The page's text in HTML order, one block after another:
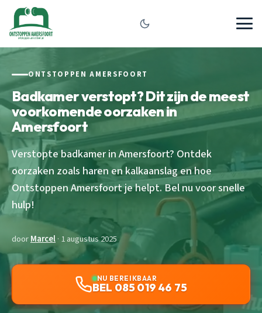
ONTSTOPPEN AMERSFOORT
Badkamer verstopt? Dit zijn de meest
voorkomende oorzaken in
Amersfoort
Verstopte badkamer in Amersfoort? Ontdek
oorzaken zoals haren en kalkaanslag en hoe
Ontstoppen Amersfoort je helpt. Bel nu voor snelle
hulp!
doorMarcel· 1 augustus 2025
NU BEREIKBAAR
BEL 085 019 46 75